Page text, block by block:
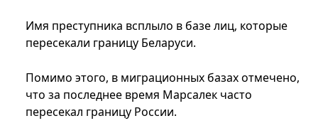
Имя преступника всплыло в базе лиц, которые
пересекали границу Беларуси.
Помимо этого, в миграционных базах отмечено,
что за последнее время Марсалек часто
пересекал границу России.